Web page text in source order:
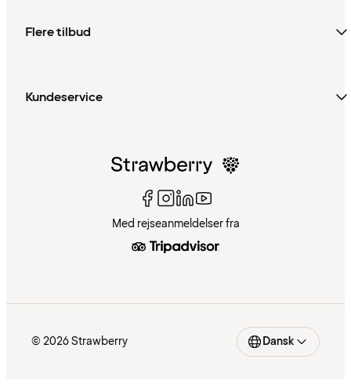
Flere tilbud
Kundeservice
Med rejseanmeldelser fra
© 2026 Strawberry Dansk